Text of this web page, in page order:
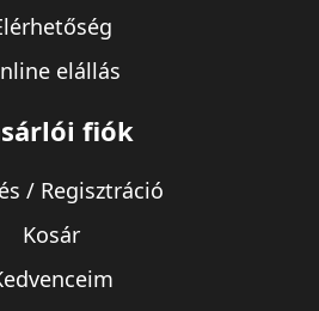
elállás
fiók
/ Regisztráció
Kosár